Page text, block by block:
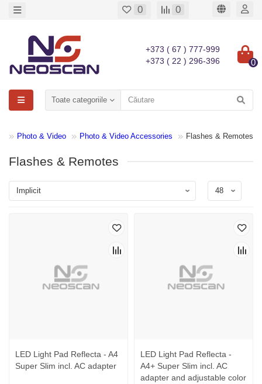
0 0
+373 ( 67 ) 777-999
+373 ( 22 ) 296-396
0
Toate categoriile
Photo & Video Photo & Video Accessories Flashes & Remotes
Flashes & Remotes
LED Light Pad Reflecta - A4
Super Slim incl. AC adapter
LED Light Pad Reflecta -
A4+ Super Slim incl. AC
adapter and adjustable color